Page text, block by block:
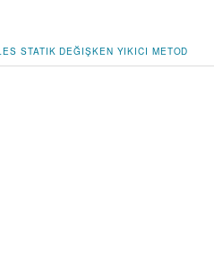
STATIK DEĞIŞKEN YIKICI METOD